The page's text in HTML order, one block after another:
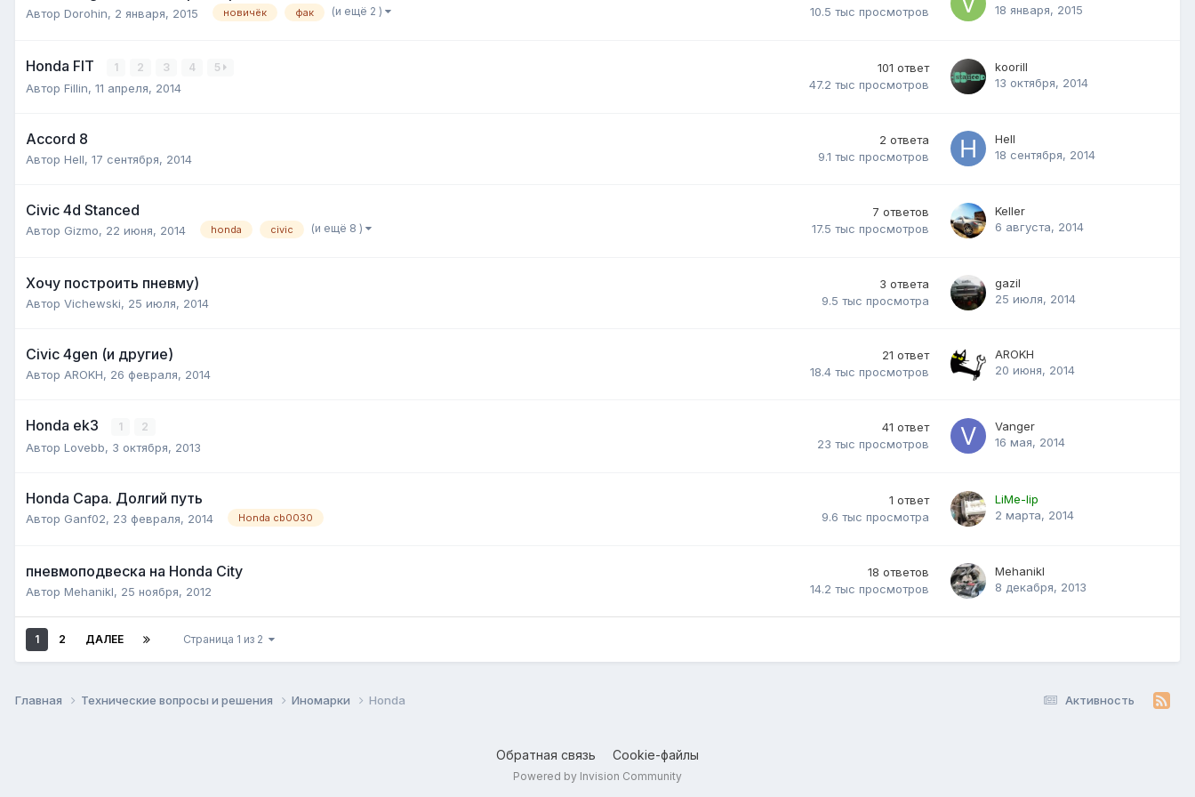
Автор Dorohin, 2 января, 2015 новичёк фак (и ещё 2 )
10.5 тыс просмотров
18 января, 2015
Honda FIT 1 2 3 4 5
Автор Fillin, 11 апреля, 2014
101 ответ
47.2 тыс просмотров
koorill
13 октября, 2014
Accord 8
Автор Hell, 17 сентября, 2014
2 ответа
9.1 тыс просмотров
Hell
18 сентября, 2014
Civic 4d Stanced
Автор Gizmo, 22 июня, 2014 honda civic (и ещё 8 )
7 ответов
17.5 тыс просмотров
Keller
6 августа, 2014
Хочу построить пневму)
Автор Vichewski, 25 июля, 2014
3 ответа
9.5 тыс просмотра
gazil
25 июля, 2014
Civic 4gen (и другие)
Автор AROKH, 26 февраля, 2014
21 ответ
18.4 тыс просмотров
AROKH
20 июня, 2014
Honda ek3 1 2
Автор Lovebb, 3 октября, 2013
41 ответ
23 тыс просмотров
Vanger
16 мая, 2014
Honda Capa. Долгий путь
Автор Ganf02, 23 февраля, 2014 Honda cb0030
1 ответ
9.6 тыс просмотра
LiMe-lip
2 марта, 2014
пневмоподвеска на Honda City
Автор Mehanikl, 25 ноября, 2012
18 ответов
14.2 тыс просмотров
Mehanikl
8 декабря, 2013
1 2 ДАЛЕЕ Страница 1 из 2
Активность
Главная Технические вопросы и решения Иномарки Honda
Обратная связь Cookie-файлы
Powered by Invision Community